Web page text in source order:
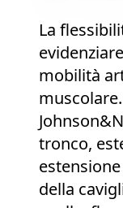
La
mobilità
tronco,
della